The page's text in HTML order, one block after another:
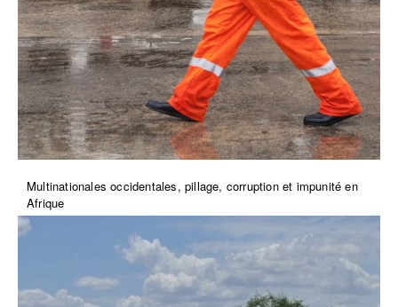
Multinationales occidentales, pillage, corruption et impunité en
Afrique